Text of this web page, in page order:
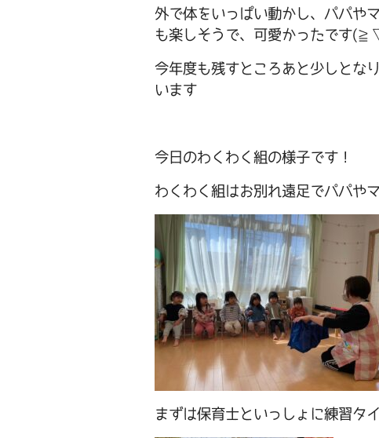
外で体をいっぱい動かし、パパや
も楽しそうで、可愛かったです
今年度も残すところあと少しとな
います
今日のわくわく組の様子です！
わくわく組はお別れ遠足でパパや
まずは保育士といっしょに練習タ